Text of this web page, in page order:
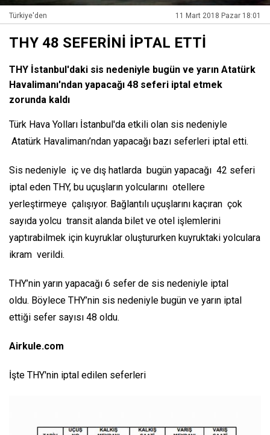
Türkiye'den 11 Mart 2018 Pazar 18:01
THY 48 SEFERİNİ İPTAL ETTİ
THY İstanbul'daki sis nedeniyle bugün ve yarın Atatürk
Havalimanı'ndan yapacağı 48 seferi iptal etmek
zorunda kaldı
Türk Hava Yolları İstanbul'da etkili olan sis nedeniyle
Atatürk Havalimanı’ndan yapacağı bazı seferleri iptal etti.
Sis nedeniyle iç ve dış hatlarda bugün yapacağı 42 seferi
iptal eden THY, bu uçuşların yolcularını otellere
yerleştirmeye çalışıyor. Bağlantılı uçuşlarını kaçıran çok
sayıda yolcu transit alanda bilet ve otel işlemlerini
yaptırabilmek için kuyruklar oluştururken kuyruktaki yolculara
ikram verildi.
THY’nin yarın yapacağı 6 sefer de sis nedeniyle iptal
oldu. Böylece THY’nin sis nedeniyle bugün ve yarın iptal
ettiği sefer sayısı 48 oldu.
Airkule.com
İşte THY'nin iptal edilen seferleri